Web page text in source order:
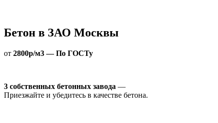
Бетон в ЗАО Москвы
от 2800р/м3 — По ГОСТу
3 собственных бетонных завода —
Приезжайте и убедитесь в качестве бетона.